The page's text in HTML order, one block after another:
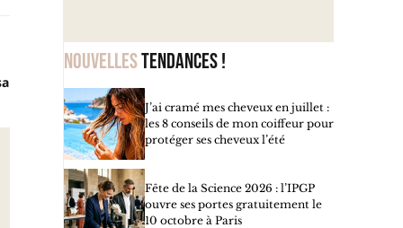
Nouvellestendances !
J’ai cramé mes cheveux en juillet :
les 8 conseils de mon coiffeur pour
protéger ses cheveux l’été
Fête de la Science 2026 : l’IPGP
ouvre ses portes gratuitement le
10 octobre à Paris